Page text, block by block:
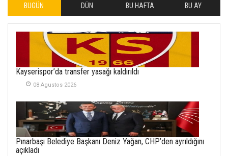
İLHAN YILMAZ
SOFRADA AYRIMCILIK
VAR
26 Subat 2026
METİN ERTEM
21 Haziran 2026
SEMRA ŞAHİN
KENDİNE UYANMAK
BUGÜN DÜN BU HAFTA BU AY
Kayserispor’da transfer yasağı kaldırıldı
08 Agustos 2026
Pınarbaşı Belediye Başkanı Deniz Yağan, CHP’den ayrıldığını
açıkladı